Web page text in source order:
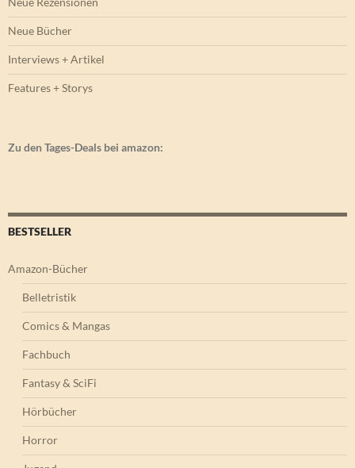
Neue Bücher
Interviews + Artikel
Features + Storys
Zu den Tages-Deals bei amazon:
BESTSELLER
Amazon-Bücher
Belletristik
Comics & Mangas
Fachbuch
Fantasy & SciFi
Hörbücher
Horror